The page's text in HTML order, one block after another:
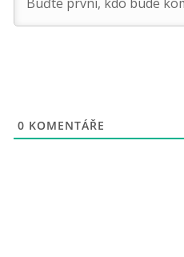
0 KOMENTÁŘE